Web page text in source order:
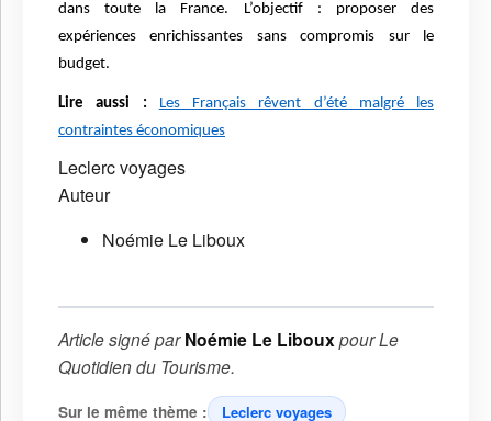
dans toute la France. L’objectif : proposer des
expériences enrichissantes sans compromis sur le
budget.
Lire aussi :
Les Français rêvent d’été malgré les
contraintes économiques
Leclerc voyages
Auteur
Noémie Le Liboux
Article signé parNoémie Le LibouxpourLe
Quotidien du Tourisme.
Sur le même thème : Leclerc voyages